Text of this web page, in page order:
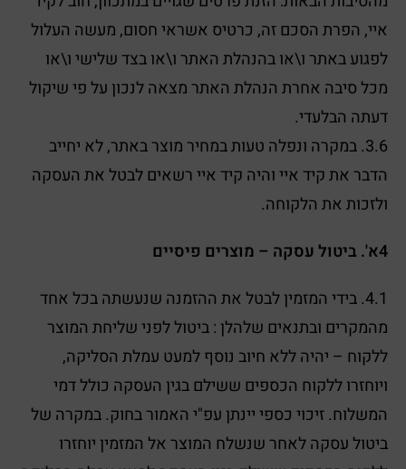
איי, הפרת הסכם זה, כרטיס אשראי חסום, מעשה העלול
לפגוע באתר ו\או בהנהלת האתר ו\או בצד שלישי ו\או
מכל סיבה אחרת הנהלת האתר מצאה לנכון על פי שיקול
דעתה הבלעדי.
3.6. במקרה ונפלה טעות במחיר מוצר באתר, לא יחייב
הדבר את קיד איי והיה קיד איי רשאים לבטל את העסקה
ולזכות את הלקוחה.
4א'. ביטול עסקה – מוצרים פיסיים
4.1. בידי המזמין לבטל את ההזמנה שנעשתה בכל אחד
מהמקרים ובתנאים שלהלן : ביטול לפני שליחת המוצר
ללקוח – יהיה ללא חיוב נוסף למעט עמלת הסליקה,
ויוחזרו ללקוח הכספים ששילם בגין העסקה כולל דמי
המשלוח. זיכוי כספי יינתן עפ"י האמור בחוק. במקרה של
ביטול עסקה לאחר שנשלח המוצר אל המזמין יוחזרו